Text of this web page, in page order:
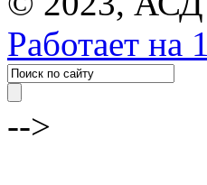
Работает на
-->